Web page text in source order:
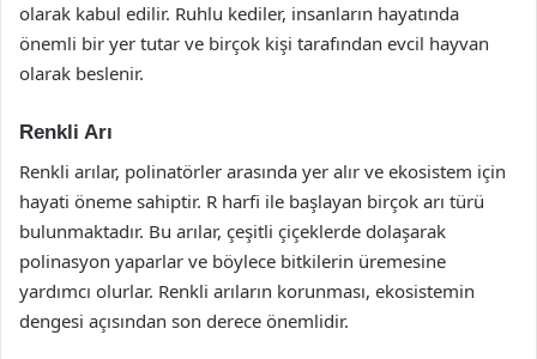
olarak kabul edilir. Ruhlu kediler, insanların hayatında
önemli bir yer tutar ve birçok kişi tarafından evcil hayvan
olarak beslenir.
Renkli Arı
Renkli arılar, polinatörler arasında yer alır ve ekosistem için
hayati öneme sahiptir. R harfi ile başlayan birçok arı türü
bulunmaktadır. Bu arılar, çeşitli çiçeklerde dolaşarak
polinasyon yaparlar ve böylece bitkilerin üremesine
yardımcı olurlar. Renkli arıların korunması, ekosistemin
dengesi açısından son derece önemlidir.